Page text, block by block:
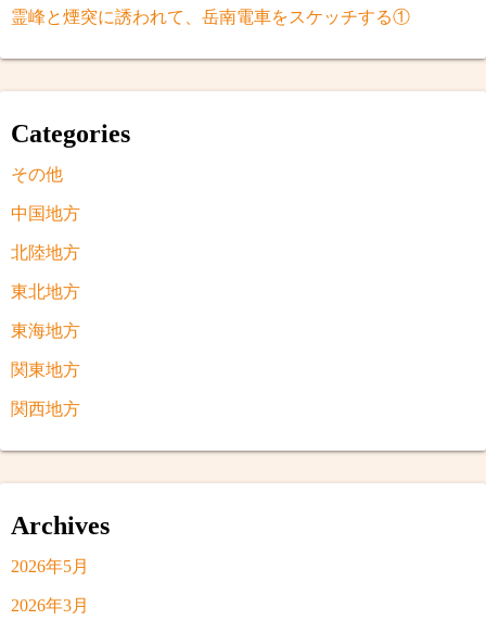
霊峰と煙突に誘われて、岳南電車をスケッチする①
Categories
その他
中国地方
北陸地方
東北地方
東海地方
関東地方
関西地方
Archives
2026年5月
2026年3月